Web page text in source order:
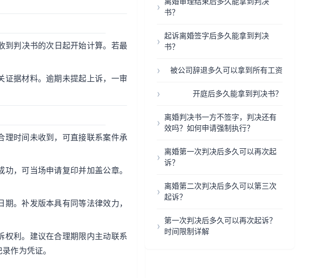
到判决书的次日起开始计算。若最
证据材料。逾期未提起上诉，一审
理时间未收到，可直接联系案件承
，可当场申请复印并加盖公章。
。补发版本具有同等法律效力，
权利。建议在合理期限内主动联系
作为凭证。
书？
起诉离婚签字后多久能拿到判决
书？
被公司辞退多久可以拿到所有工资
开庭后多久能拿到判决书？
离婚判决书一方不签字，判决还有
效吗？如何申请强制执行？
离婚第一次判决后多久可以再次起
诉？
离婚第二次判决后多久可以第三次
起诉？
第一次判决后多久可以再次起诉？
时间限制详解